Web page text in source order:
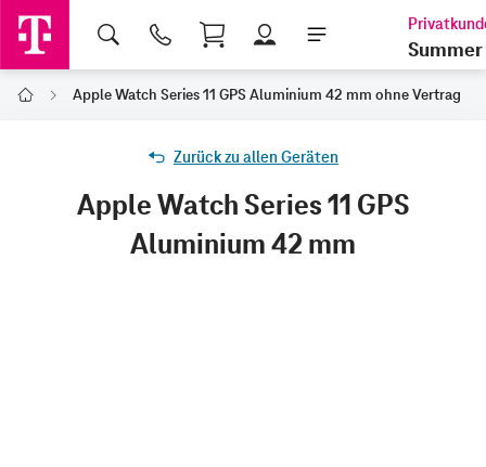
Shopping Cart
Summer
Home Apple Watch Series 11 GPS Aluminium 42 mm ohne Vertrag
Zurück zu allen Geräten
Apple Watch Series 11 GPS
Aluminium 42 mm